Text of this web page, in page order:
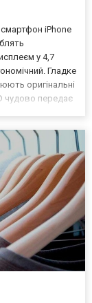
iPhone
у 4,7
Гладке
оригінальні
чудово передає